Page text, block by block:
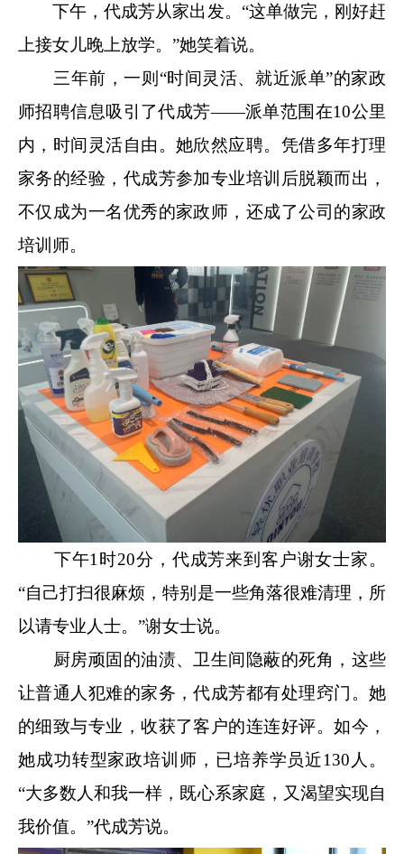
下午，代成芳从家出发。“这单做完，刚好赶
上接女儿晚上放学。”她笑着说。
三年前，一则“时间灵活、就近派单”的家政
师招聘信息吸引了代成芳——派单范围在10公里
内，时间灵活自由。她欣然应聘。凭借多年打理
家务的经验，代成芳参加专业培训后脱颖而出，
不仅成为一名优秀的家政师，还成了公司的家政
培训师。
下午1时20分，代成芳来到客户谢女士家。
“自己打扫很麻烦，特别是一些角落很难清理，所
以请专业人士。”谢女士说。
厨房顽固的油渍、卫生间隐蔽的死角，这些
让普通人犯难的家务，代成芳都有处理窍门。她
的细致与专业，收获了客户的连连好评。如今，
她成功转型家政培训师，已培养学员近130人。
“大多数人和我一样，既心系家庭，又渴望实现自
我价值。”代成芳说。